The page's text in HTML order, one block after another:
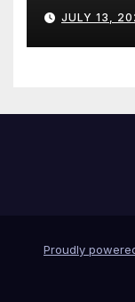
JULY 13,
Proudly